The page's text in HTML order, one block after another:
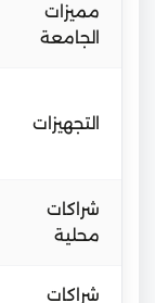
مميزات
الجامعة
التجهيزات
شراكات
محلية
شراكات